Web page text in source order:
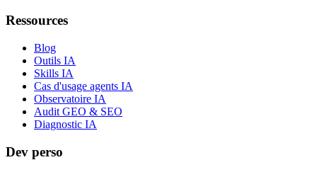
Ressources
Blog
Outils IA
Skills IA
Cas d'usage agents IA
Observatoire IA
Audit GEO & SEO
Diagnostic IA
Dev perso